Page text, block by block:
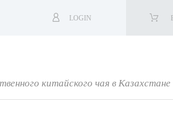
LOGIN
китайского чая в Казахстане